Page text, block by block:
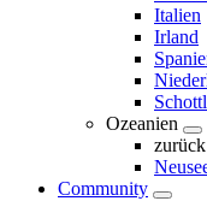
Italien
Irland
Ozeanien
zurück
Community